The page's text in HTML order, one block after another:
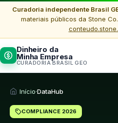
Curadoria independente Brasil
materiais públicos da Stone
Dinheiro da
Minha Empresa
CURADORIA BRASIL GEO
Início·DataHub
COMPLIANCE 2026